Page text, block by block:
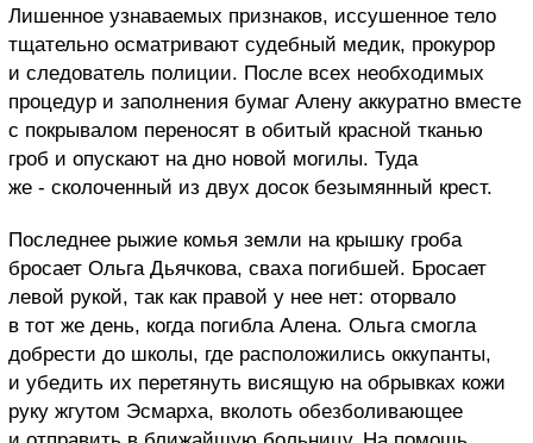
Лишенное узнаваемых признаков, иссушенное тело
тщательно осматривают судебный медик, прокурор
и следователь полиции. После всех необходимых
процедур и заполнения бумаг Алену аккуратно вместе
с покрывалом переносят в обитый красной тканью
гроб и опускают на дно новой могилы. Туда
же - сколоченный из двух досок безымянный крест.
Последнее рыжие комья земли на крышку гроба
бросает Ольга Дьячкова, сваха погибшей. Бросает
левой рукой, так как правой у нее нет: оторвало
в тот же день, когда погибла Алена. Ольга смогла
добрести до школы, где расположились оккупанты,
и убедить их перетянуть висящую на обрывках кожи
руку жгутом Эсмарха, вколоть обезболивающее